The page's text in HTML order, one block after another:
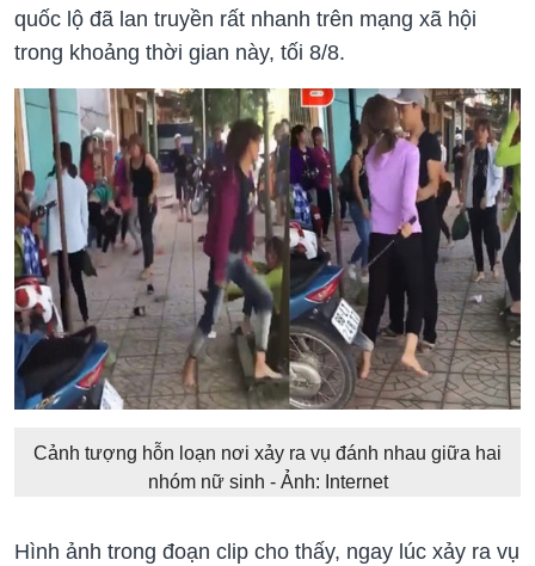
quốc lộ đã lan truyền rất nhanh trên mạng xã hội
trong khoảng thời gian này, tối 8/8.
Cảnh tượng hỗn loạn nơi xảy ra vụ đánh nhau giữa hai
nhóm nữ sinh - Ảnh: Internet
Hình ảnh trong đoạn clip cho thấy, ngay lúc xảy ra vụ